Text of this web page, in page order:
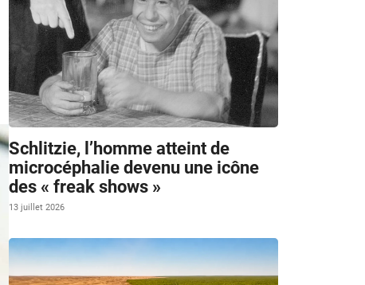
Schlitzie, l’homme atteint de
microcéphalie devenu une icône
des « freak shows »
13 juillet 2026